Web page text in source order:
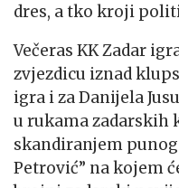
dres, a tko kroji
Večeras KK Zadar
zvjezdicu iznad
igra i za Danijela
u rukama zadarskih
skandiranjem
Petrović” na kojem